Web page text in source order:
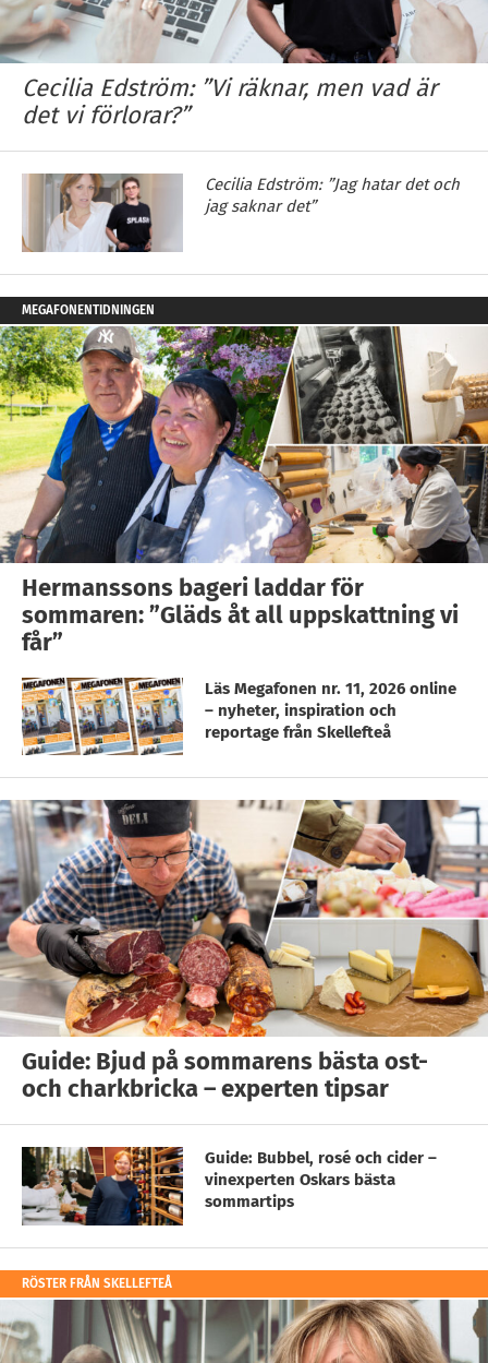
Cecilia Edström: ”Vi räknar, men vad är
det vi förlorar?”
Cecilia Edström: ”Jag hatar det och
jag saknar det”
MEGAFONENTIDNINGEN
Hermanssons bageri laddar för
sommaren: ”Gläds åt all uppskattning vi
får”
Läs Megafonen nr. 11, 2026 online
– nyheter, inspiration och
reportage från Skellefteå
Guide: Bjud på sommarens bästa ost-
och charkbricka – experten tipsar
Guide: Bubbel, rosé och cider –
vinexperten Oskars bästa
sommartips
RÖSTER FRÅN SKELLEFTEÅ